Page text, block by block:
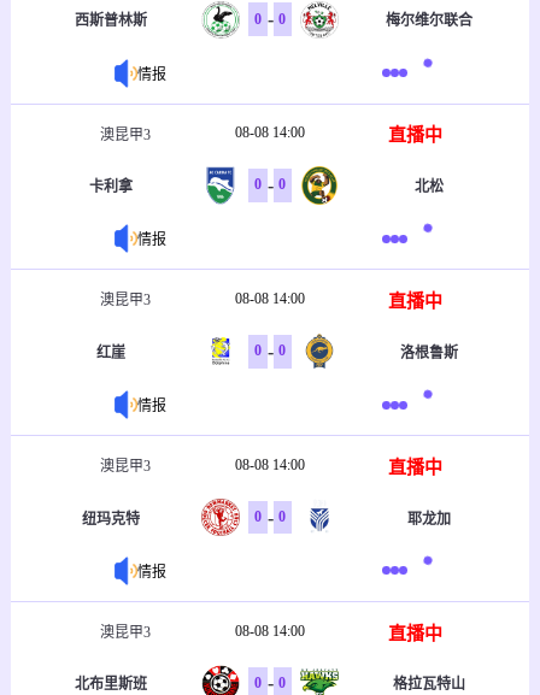
西斯普林斯 0 - 0 梅尔维尔联合
情报
澳昆甲3 08-08 14:00 直播中
卡利拿 0 - 0 北松
情报
澳昆甲3 08-08 14:00 直播中
红崖 0 - 0 洛根鲁斯
情报
澳昆甲3 08-08 14:00 直播中
纽玛克特 0 - 0 耶龙加
情报
澳昆甲3 08-08 14:00 直播中
北布里斯班 0 - 0 格拉瓦特山